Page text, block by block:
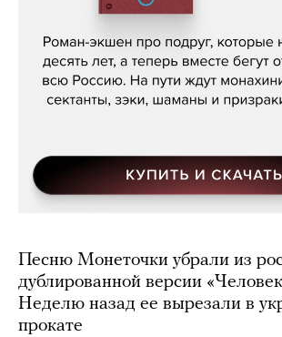
Кира Ярмыш, «Тут
Песню Монеточки убрали из
дублированной версии
Неделю назад ее вырезали в
прокате